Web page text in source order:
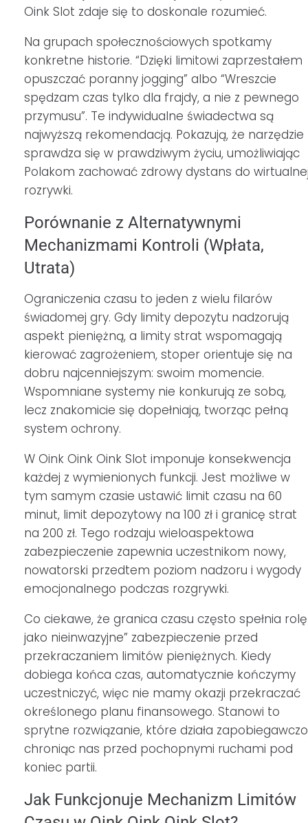
Oink Slot zdaje się to doskonale rozumieć.
Na grupach społecznościowych spotkamy
konkretne historie. “Dzięki limitowi zaprzestałem
opuszczać poranny jogging” albo “Wreszcie
spędzam czas tylko dla frajdy, a nie z pewnego
przymusu”. Te indywidualne świadectwa są
najwyższą rekomendacją. Pokazują, że narzędzie
sprawdza się w prawdziwym życiu, umożliwiając
Polakom zachować zdrowy dystans do
rozrywki.
Porównanie z Alternatywnymi
Mechanizmami Kontroli (Wpłata,
Utrata)
Ograniczenia czasu to jeden z wielu filarów
świadomej gry. Gdy limity depozytu nadzorują
aspekt pieniężną, a limity strat wspomagają
kierować zagrożeniem, stoper orientuje się na
dobru najcenniejszym: swoim momencie.
Wspomniane systemy nie konkurują ze sobą,
lecz znakomicie się dopełniają, tworząc pełną
system ochrony.
W Oink Oink Oink Slot imponuje konsekwencja
każdej z wymienionych funkcji. Jest możliwe w
tym samym czasie ustawić limit czasu na 60
minut, limit depozytowy na 100 zł i granicę strat
na 200 zł. Tego rodzaju wieloaspektowa
zabezpieczenie zapewnia uczestnikom nowy,
nowatorski przedtem poziom nadzoru i wygody
emocjonalnego podczas rozgrywki.
Co ciekawe, że granica czasu często spełnia rolę
jako nieinwazyjne” zabezpieczenie przed
przekraczaniem limitów pieniężnych. Kiedy
dobiega końca czas, automatycznie kończymy
uczestniczyć, więc nie mamy okazji przekraczać
określonego planu finansowego. Stanowi to
sprytne rozwiązanie, które działa
chroniąc nas przed pochopnymi ruchami pod
koniec partii.
Jak Funkcjonuje Mechanizm Limitów